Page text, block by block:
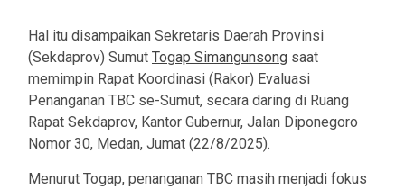
Hal itu disampaikan Sekretaris Daerah Provinsi
(Sekdaprov) Sumut Togap Simangunsong saat
memimpin Rapat Koordinasi (Rakor) Evaluasi
Penanganan TBC se-Sumut, secara daring di Ruang
Rapat Sekdaprov, Kantor Gubernur, Jalan Diponegoro
Nomor 30, Medan, Jumat (22/8/2025).
Menurut Togap, penanganan TBC masih menjadi fokus